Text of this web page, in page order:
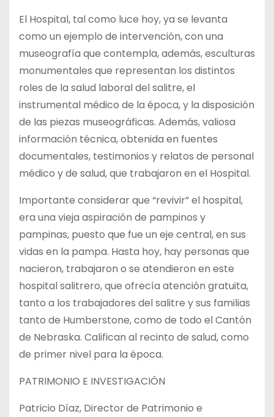
El Hospital, tal como luce hoy, ya se levanta
como un ejemplo de intervención, con una
museografía que contempla, además, esculturas
monumentales que representan los distintos
roles de la salud laboral del salitre, el
instrumental médico de la época, y la disposición
de las piezas museográficas. Además, valiosa
información técnica, obtenida en fuentes
documentales, testimonios y relatos de personal
médico y de salud, que trabajaron en el Hospital.
Importante considerar que “revivir” el hospital,
era una vieja aspiración de pampinos y
pampinas, puesto que fue un eje central, en sus
vidas en la pampa. Hasta hoy, hay personas que
nacieron, trabajaron o se atendieron en este
hospital salitrero, que ofrecía atención gratuita,
tanto a los trabajadores del salitre y sus familias
tanto de Humberstone, como de todo el Cantón
de Nebraska. Califican al recinto de salud, como
de primer nivel para la época.
PATRIMONIO E INVESTIGACIÓN
Patricio Díaz, Director de Patrimonio e